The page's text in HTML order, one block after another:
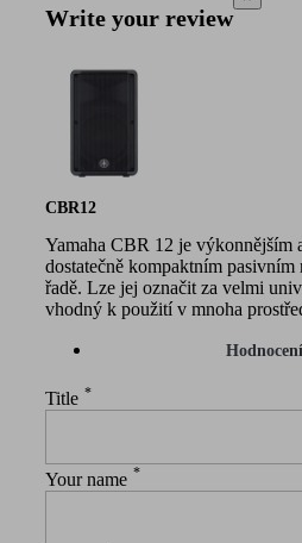
Write your review
CBR12
Yamaha CBR 12 je výkonnějším
dostatečně kompaktním pasivním
řadě. Lze jej označit za velmi
vhodný k použití v mnoha
Title *
Your name *